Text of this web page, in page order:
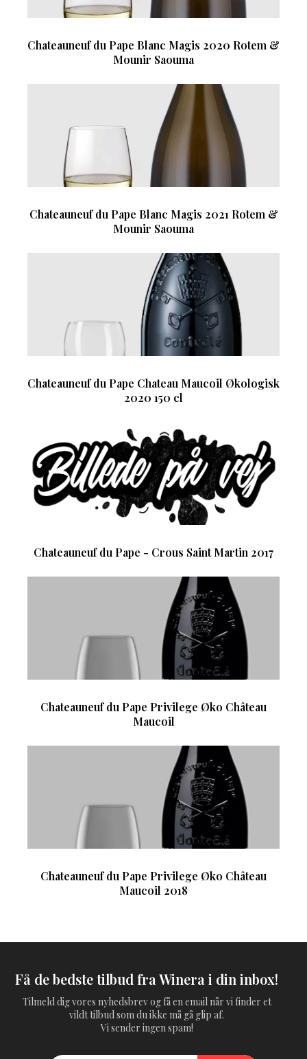
Chateauneuf du Pape Blanc Magis 2020 Rotem &
Mounir Saouma
Chateauneuf du Pape Blanc Magis 2021 Rotem &
Mounir Saouma
Chateauneuf du Pape Chateau Maucoil Økologisk
2020 150 cl
Chateauneuf du Pape - Crous Saint Martin 2017
Chateauneuf du Pape Privilege Øko Château
Maucoil
Chateauneuf du Pape Privilege Øko Château
Maucoil 2018
Få de bedste tilbud fra Winera i din inbox!
Tilmeld dig vores nyhedsbrev og få en email når vi finder et
vildt tilbud som du ikke må gå glip af.
Vi sender ingen spam!